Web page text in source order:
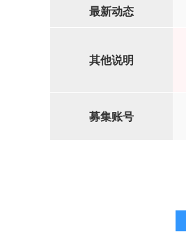
最新动态
其他说明
募集账号